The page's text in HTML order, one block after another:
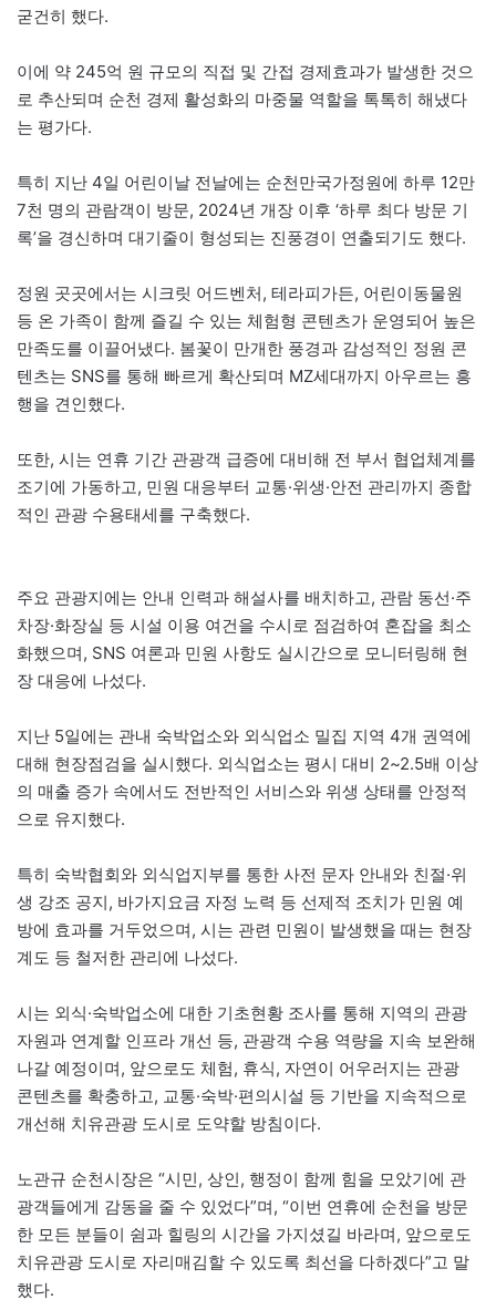
굳건히 했다.
이에 약 245억 원 규모의 직접 및 간접 경제효과가 발생한 것으
로 추산되며 순천 경제 활성화의 마중물 역할을 톡톡히 해냈다
는 평가다.
특히 지난 4일 어린이날 전날에는 순천만국가정원에 하루 12만
7천 명의 관람객이 방문, 2024년 개장 이후 ‘하루 최다 방문 기
록’을 경신하며 대기줄이 형성되는 진풍경이 연출되기도 했다.
정원 곳곳에서는 시크릿 어드벤처, 테라피가든, 어린이동물원
등 온 가족이 함께 즐길 수 있는 체험형 콘텐츠가 운영되어 높은
만족도를 이끌어냈다. 봄꽃이 만개한 풍경과 감성적인 정원 콘
텐츠는 SNS를 통해 빠르게 확산되며 MZ세대까지 아우르는 흥
행을 견인했다.
또한, 시는 연휴 기간 관광객 급증에 대비해 전 부서 협업체계를
조기에 가동하고, 민원 대응부터 교통·위생·안전 관리까지 종합
적인 관광 수용태세를 구축했다.
주요 관광지에는 안내 인력과 해설사를 배치하고, 관람 동선·주
차장·화장실 등 시설 이용 여건을 수시로 점검하여 혼잡을 최소
화했으며, SNS 여론과 민원 사항도 실시간으로 모니터링해 현
장 대응에 나섰다.
지난 5일에는 관내 숙박업소와 외식업소 밀집 지역 4개 권역에
대해 현장점검을 실시했다. 외식업소는 평시 대비 2~2.5배 이상
의 매출 증가 속에서도 전반적인 서비스와 위생 상태를 안정적
으로 유지했다.
특히 숙박협회와 외식업지부를 통한 사전 문자 안내와 친절·위
생 강조 공지, 바가지요금 자정 노력 등 선제적 조치가 민원 예
방에 효과를 거두었으며, 시는 관련 민원이 발생했을 때는 현장
계도 등 철저한 관리에 나섰다.
시는 외식·숙박업소에 대한 기초현황 조사를 통해 지역의 관광
자원과 연계할 인프라 개선 등, 관광객 수용 역량을 지속 보완해
나갈 예정이며, 앞으로도 체험, 휴식, 자연이 어우러지는 관광
콘텐츠를 확충하고, 교통·숙박·편의시설 등 기반을 지속적으로
개선해 치유관광 도시로 도약할 방침이다.
노관규 순천시장은 “시민, 상인, 행정이 함께 힘을 모았기에 관
광객들에게 감동을 줄 수 있었다”며, “이번 연휴에 순천을 방문
한 모든 분들이 쉼과 힐링의 시간을 가지셨길 바라며, 앞으로도
치유관광 도시로 자리매김할 수 있도록 최선을 다하겠다”고 말
했다.